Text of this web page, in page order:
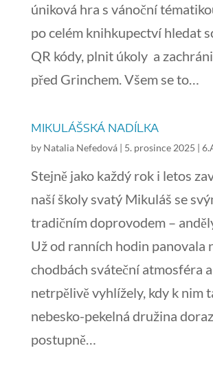
úniková hra s vánoční
po celém knihkupectví hledat
QR kódy, plnit úkoly a
před Grinchem. Všem se to…
MIKULÁŠSKÁ NADÍLKA
by Natalia Nefedová| 5. prosince 2025 |
Stejně jako každý rok i letos
naší školy svatý Mikuláš se
tradičním doprovodem –
Už od ranních hodin panovala
chodbách sváteční atmosféra
netrpělivě vyhlížely, kdy k nim
nebesko-pekelná družina
postupně…